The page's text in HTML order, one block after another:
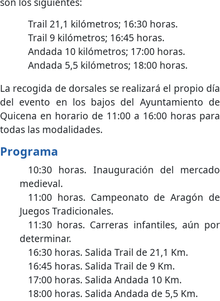
Trail 21,1 kilómetros; 16:30 horas.
Trail 9 kilómetros; 16:45 horas.
Andada 10 kilómetros; 17:00 horas.
Andada 5,5 kilómetros; 18:00 horas.
La recogida de dorsales se realizará el propio día
del evento en los bajos del Ayuntamiento de
Quicena en horario de 11:00 a 16:00 horas para
todas las modalidades.
Programa
10:30 horas. Inauguración del mercado
medieval.
11:00 horas. Campeonato de Aragón de
Juegos Tradicionales.
11:30 horas. Carreras infantiles, aún por
determinar.
16:30 horas. Salida Trail de 21,1 Km.
16:45 horas. Salida Trail de 9 Km.
17:00 horas. Salida Andada 10 Km.
18:00 horas. Salida Andada de 5,5 Km.